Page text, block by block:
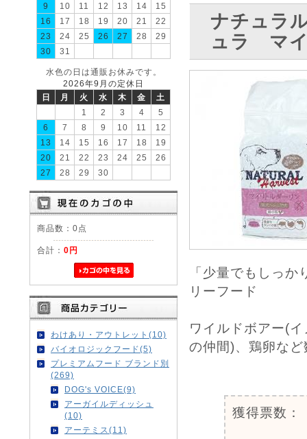
9
10 11 12 13 14
15
16
17 18 19 20 21
22
23
24 25 26 27 28
29
30
31
水色の日は通販お休みです。
2026年9月の定休日
日
月 火 水 木 金
土
1
2 3 4
5
6
7 8 9 10 11
12
13
14 15 16 17 18
19
20
21 22 23 24 25
26
27
28 29 30
商品数：0点
合計： 0円
わけあり・アウトレット(10)
バイオロジックフード(5)
プレミアムフード ブランド別
(269)
DOG's VOICE(9)
アーガイルディッシュ
(10)
アーテミス(11)
ナチュラ
ュラ マ
「少量でもしっ
リーフード
ワイルドボアー(
の仲間)、鶏卵な
獲得票数：